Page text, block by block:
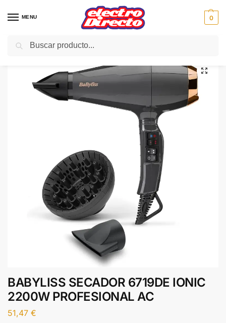
MENU 0
Inicio PAE / Hogar PAE
BABYLISS SECADOR 6719DE IONIC
2200W PROFESIONAL AC
51,47 €